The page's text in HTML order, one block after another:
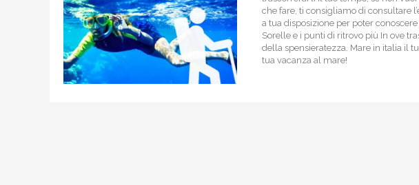
che fare, ti consigliamo di consultare
a tua disposizione per poter
Sorelle e i punti di ritrovo più In ove
della spensieratezza. Mare in italia il
tua vacanza al mare!